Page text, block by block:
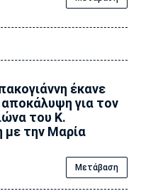
έκανε
για τον
του Κ.
την Μαρία
Μετάβαση